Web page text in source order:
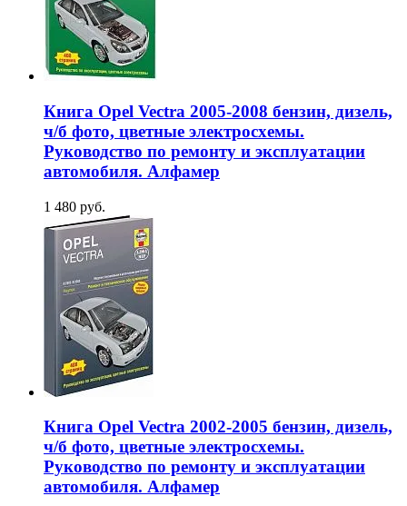
Книга Opel Vectra 2005-2008 бензин, дизель,
ч/б фото, цветные электросхемы.
Руководство по ремонту и эксплуатации
автомобиля. Алфамер
1 480 руб.
Книга Opel Vectra 2002-2005 бензин, дизель,
ч/б фото, цветные электросхемы.
Руководство по ремонту и эксплуатации
автомобиля. Алфамер